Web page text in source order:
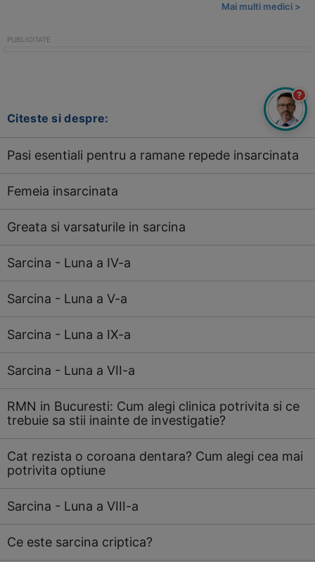
Mai multi medici >
Citeste si despre:
Pasi esentiali pentru a ramane repede insarcinata
Femeia insarcinata
Greata si varsaturile in sarcina
Sarcina - Luna a IV-a
Sarcina - Luna a V-a
Sarcina - Luna a IX-a
Sarcina - Luna a VII-a
RMN in Bucuresti: Cum alegi clinica potrivita si ce
trebuie sa stii inainte de investigatie?
Cat rezista o coroana dentara? Cum alegi cea mai
potrivita optiune
Sarcina - Luna a VIII-a
Ce este sarcina criptica?
?